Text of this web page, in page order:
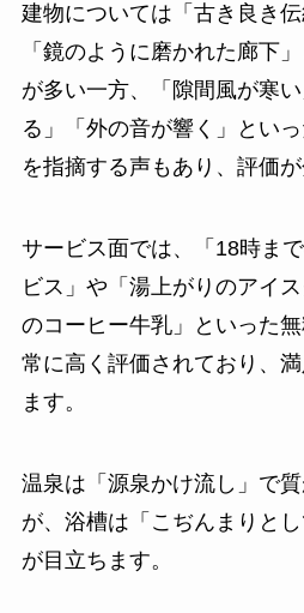
建物については「古き良き伝
「鏡のように磨かれた廊下
が多い一方、「隙間風が寒
る」「外の音が響く」とい
を指摘する声もあり、評価が
サービス面では、「18時ま
ビス」や「湯上がりのアイ
のコーヒー牛乳」といった
常に高く評価されており、
ます。
温泉は「源泉かけ流し」で
が、浴槽は「こぢんまりと
が目立ちます。